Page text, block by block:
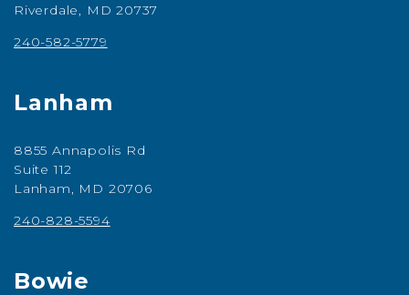
Riverdale, MD 20737
240-582-5779
Lanham
8855 Annapolis Rd
Suite 112
Lanham, MD 20706
240-828-5594
Bowie